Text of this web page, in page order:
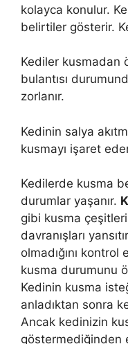
kolayca konulur.
belirtiler gösterir.
Kediler kusmadan
bulantısı
zorlanır.
Kedinin salya
kusmayı işaret
Kedilerde kusma
durumlar yaşanır.
gibi kusma
davranışları
olmadığını
kusma durumunu
Kedinin kusma
anladıktan sonra
Ancak kedinizin
göstermediğinden